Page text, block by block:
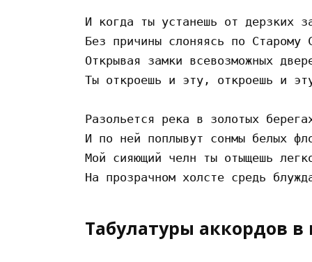
И когда ты устанешь от дерзких
Без причины слоняясь по Старому
Открывая замки всевозможных
Ты откроешь и эту, откроешь и
Разольется река в золотых
И по ней поплывут сонмы белых
Мой сияющий челн ты отыщешь
Табулатуры аккордов в